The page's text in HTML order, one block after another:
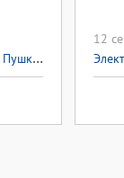
Пушкинская карта ,
12